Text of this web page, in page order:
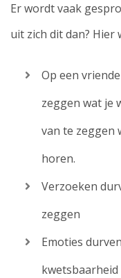
Er wordt vaak
uit zich dit dan? Hier
Op een
zeggen wat je
van te zeggen
horen.
Verzoeken
zeggen
Emoties